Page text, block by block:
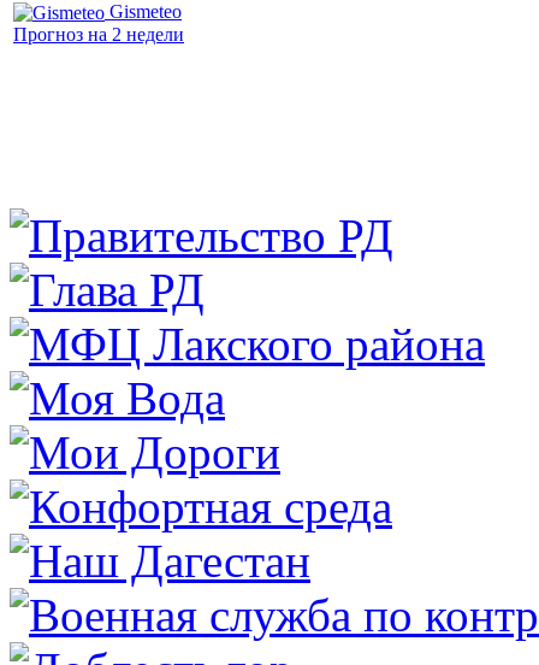
Gismeteo
Прогноз на 2 недели